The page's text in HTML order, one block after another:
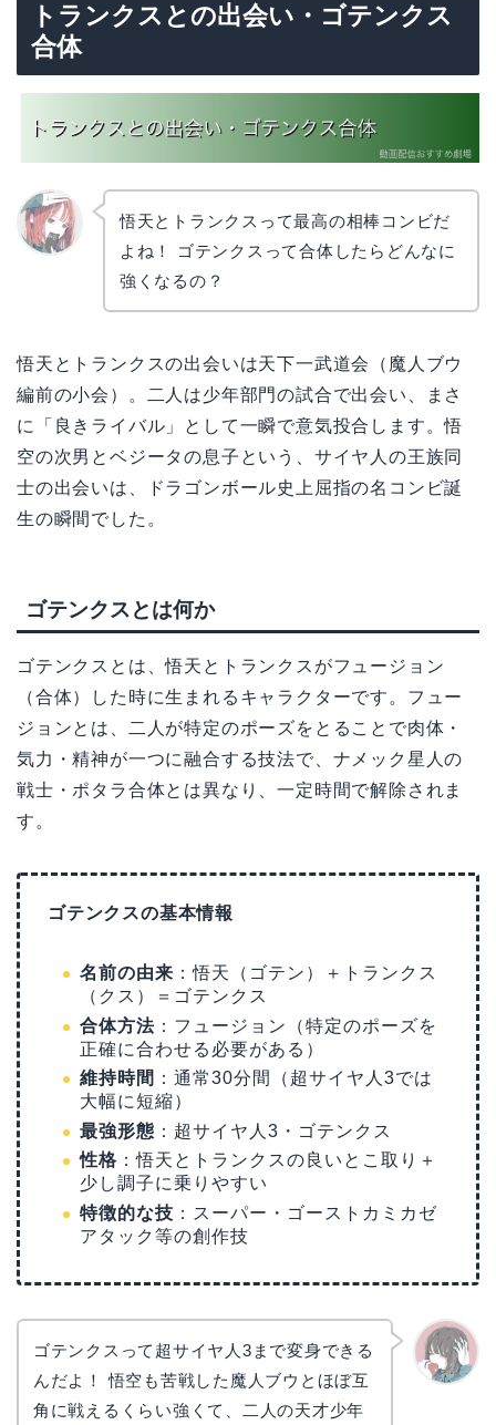
トランクスとの出会い・ゴテンクス
合体
悟天とトランクスって最高の相棒コンビだ
よね！ ゴテンクスって合体したらどんなに
強くなるの？
悟天とトランクスの出会いは天下一武道会（魔人ブウ
編前の小会）。二人は少年部門の試合で出会い、まさ
に「良きライバル」として一瞬で意気投合します。悟
空の次男とベジータの息子という、サイヤ人の王族同
士の出会いは、ドラゴンボール史上屈指の名コンビ誕
生の瞬間でした。
ゴテンクスとは何か
ゴテンクスとは、悟天とトランクスがフュージョン
（合体）した時に生まれるキャラクターです。フュー
ジョンとは、二人が特定のポーズをとることで肉体・
気力・精神が一つに融合する技法で、ナメック星人の
戦士・ポタラ合体とは異なり、一定時間で解除されま
す。
ゴテンクスの基本情報
名前の由来 ：悟天（ゴテン）＋トランクス
（クス）＝ゴテンクス
合体方法 ：フュージョン（特定のポーズを
正確に合わせる必要がある）
維持時間 ：通常30分間（超サイヤ人3では
大幅に短縮）
最強形態 ：超サイヤ人3・ゴテンクス
性格 ：悟天とトランクスの良いとこ取り＋
少し調子に乗りやすい
特徴的な技 ：スーパー・ゴーストカミカゼ
アタック等の創作技
ゴテンクスって超サイヤ人3まで変身できる
んだよ！ 悟空も苦戦した魔人ブウとほぼ互
角に戦えるくらい強くて、二人の天才少年